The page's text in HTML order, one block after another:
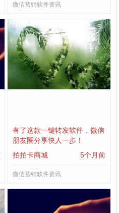
微信营销软件资讯
有了这款一键转发软件，微信
朋友圈分享快人一步！
拍拍卡商城
5个月前
微信营销软件资讯